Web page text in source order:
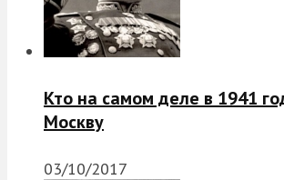
Кто на самом деле в 1941
Москву
03/10/2017